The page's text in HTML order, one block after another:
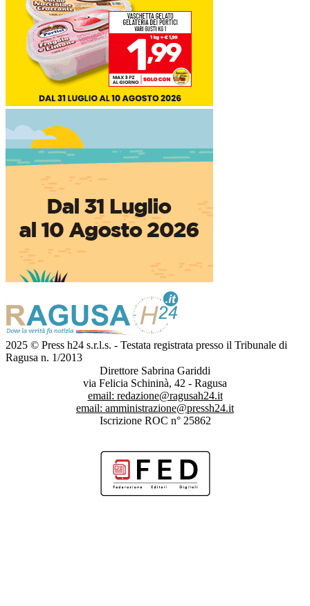
2025 © Press h24 s.r.l.s. - Testata registrata presso il Tribunale di
Ragusa n. 1/2013
Direttore Sabrina Gariddi
via Felicia Schininà, 42 - Ragusa
email: redazione@ragusah24.it
email: amministrazione@pressh24.it
Iscrizione ROC n° 25862